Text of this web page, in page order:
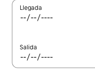
Llegada
Salida